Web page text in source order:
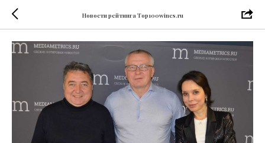
Новости рейтинга Top100wines.ru